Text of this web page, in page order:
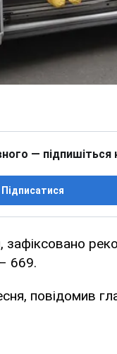
— підпишіться
Підписатися
669.
повідомив